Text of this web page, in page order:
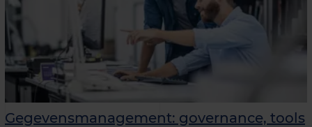
Gegevensmanagement: governance, tools